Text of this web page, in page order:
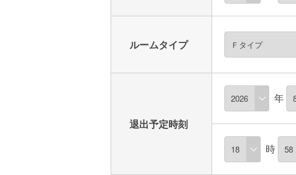
ルームタイプ
退出予定時刻
年
時